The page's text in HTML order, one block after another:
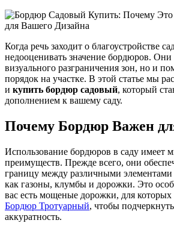
Когда речь заходит о благоустройстве
недооценивать значение бордюров. Они
визуального разграничения зон, но и
порядок на участке. В этой статье мы
и купить бордюр садовый, который
дополнением к вашему саду.
Почему Бордюр Важен
Использование бордюров в саду имеет
преимуществ. Прежде всего, они
границу между различными
как газоны, клумбы и дорожки. Это
вас есть мощеные дорожки, для которых
Бордюр Тротуарный, чтобы
аккуратность.